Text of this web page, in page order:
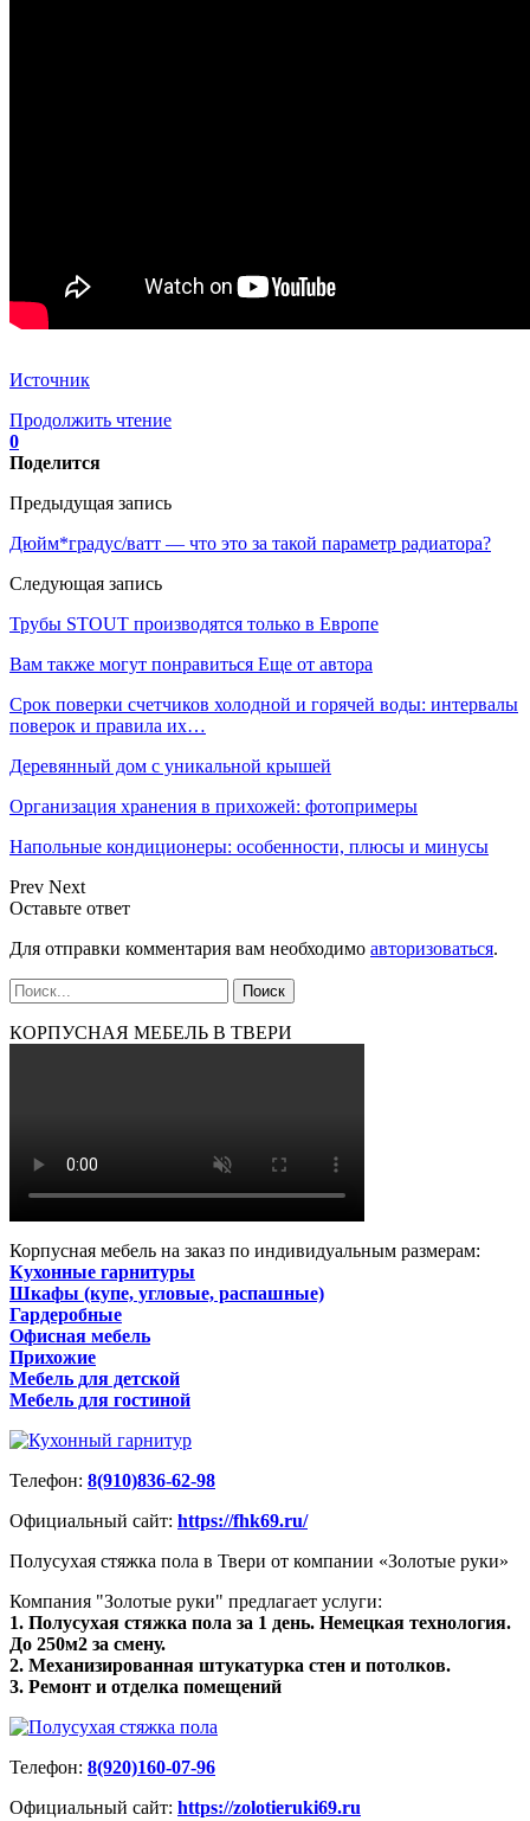
Источник
Продолжить чтение
0
Поделится
Предыдущая запись
Дюйм*градус/ватт — что это за такой параметр радиатора?
Следующая запись
Трубы STOUT производятся только в Европе
Вам также могут понравиться Еще от автора
Срок поверки счетчиков холодной и горячей воды: интервалы
поверок и правила их…
Деревянный дом с уникальной крышей
Организация хранения в прихожей: фотопримеры
Напольные кондиционеры: особенности, плюсы и минусы
Prev Next
Оставьте ответ
Для отправки комментария вам необходимо авторизоваться.
КОРПУСНАЯ МЕБЕЛЬ В ТВЕРИ
Корпусная мебель на заказ по индивидуальным размерам:
Кухонные гарнитуры
Шкафы (купе, угловые, распашные)
Гардеробные
Офисная мебель
Прихожие
Мебель для детской
Мебель для гостиной
Телефон: 8(910)836-62-98
Официальный сайт: https://fhk69.ru/
Полусухая стяжка пола в Твери от компании «Золотые руки»
Компания "Золотые руки" предлагает услуги:
1. Полусухая стяжка пола за 1 день. Немецкая технология.
До 250м2 за смену.
2. Механизированная штукатурка стен и потолков.
3. Ремонт и отделка помещений
Телефон: 8(920)160-07-96
Официальный сайт: https://zolotieruki69.ru